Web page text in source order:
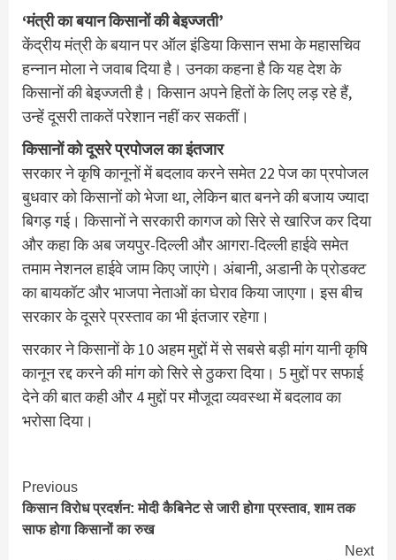
‘मंत्री का बयान किसानों की बेइज्जती’
केंद्रीय मंत्री के बयान पर ऑल इंडिया किसान सभा के महासचिव
हन्नान मोला ने जवाब दिया है। उनका कहना है कि यह देश के
किसानों की बेइज्जती है। किसान अपने हितों के लिए लड़ रहे हैं,
उन्हें दूसरी ताकतें परेशान नहीं कर सकतीं।
किसानों को दूसरे प्रपोजल का इंतजार
सरकार ने कृषि कानूनों में बदलाव करने समेत 22 पेज का प्रपोजल
बुधवार को किसानों को भेजा था, लेकिन बात बनने की बजाय ज्यादा
बिगड़ गई। किसानों ने सरकारी कागज को सिरे से खारिज कर दिया
और कहा कि अब जयपुर-दिल्ली और आगरा-दिल्ली हाईवे समेत
तमाम नेशनल हाईवे जाम किए जाएंगे। अंबानी, अडानी के प्रोडक्ट
का बायकॉट और भाजपा नेताओं का घेराव किया जाएगा। इस बीच
सरकार के दूसरे प्रस्ताव का भी इंतजार रहेगा।
सरकार ने किसानों के 10 अहम मुद्दों में से सबसे बड़ी मांग यानी कृषि
कानून रद्द करने की मांग को सिरे से ठुकरा दिया। 5 मुद्दों पर सफाई
देने की बात कही और 4 मुद्दों पर मौजूदा व्यवस्था में बदलाव का
भरोसा दिया।
Continue
Reading
Previous
किसान विरोध प्रदर्शन: मोदी कैबिनेट से जारी होगा प्रस्ताव, शाम तक
साफ होगा किसानों का रुख
Next